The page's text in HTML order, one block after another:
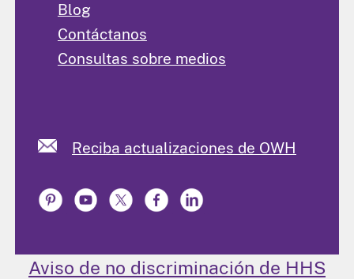
Blog
Contáctanos
Consultas sobre medios
Reciba actualizaciones de OWH
Aviso de no discriminación de HHS